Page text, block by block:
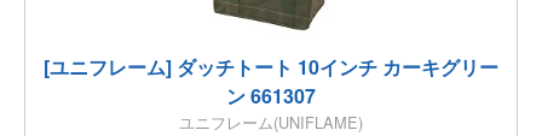
[ユニフレーム] ダッチトート 10インチ カーキグリー
ン 661307
ユニフレーム(UNIFLAME)